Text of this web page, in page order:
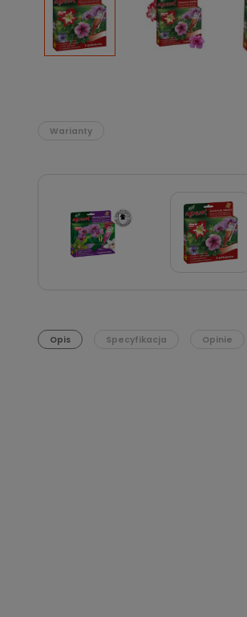
Warianty
Opis Specyfikacja Opinie